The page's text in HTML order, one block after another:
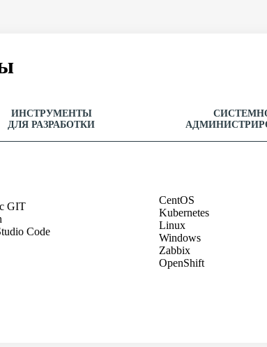
ИНСТРУМЕНТЫ
ДЛЯ РАЗРАБОТКИ
GIT
Code
CentOS
Kubernetes
Linux
Windows
Zabbix
OpenShift